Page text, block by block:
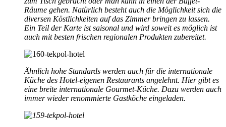
Räume gehen. Natürlich besteht auch die Möglichkeit sich die
diversen Köstlichkeiten auf das Zimmer bringen zu lassen.
Ein Teil der Karte ist saisonal und wird soweit es möglich ist
auch mit besten frischen regionalen Produkten zubereitet.
Ähnlich hohe Standards werden auch für die internationale
Küche des Hotel-eigenen Restaurants angelehnt. Hier gibt es
eine breite internationale Gourmet-Küche. Dazu werden auch
immer wieder renommierte Gastköche eingeladen.